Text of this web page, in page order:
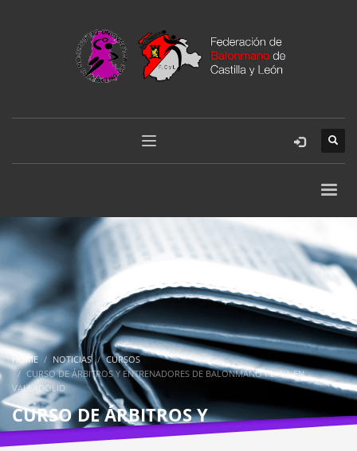
HOME NOTICIAS
CURSOS
CURSO DE ÁRBITROS Y ENTRENADORES DE BALONMANO PLAYA EN
VALLADOLID
CURSO DE ÁRBITROS Y
ENTRENADORES DE BALONMANO